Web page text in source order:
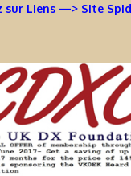
sur Liens —> Site